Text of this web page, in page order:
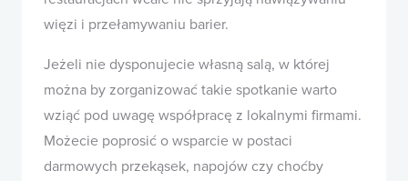
więzi i przełamywaniu barier.
Jeżeli nie dysponujecie własną salą, w której
można by zorganizować takie spotkanie warto
wziąć pod uwagę współpracę z lokalnymi firmami.
Możecie poprosić o wsparcie w postaci
darmowych przekąsek, napojów czy choćby